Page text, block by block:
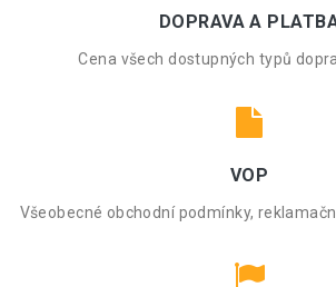
DOPRAVA A
Cena všech dostupných typů
VOP
Všeobecné obchodní podmínky,